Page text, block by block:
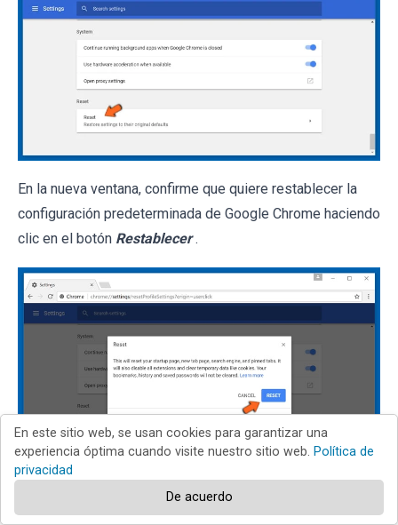
En la nueva ventana, confirme que quiere restablecer la
configuración predeterminada de Google Chrome haciendo
clic en el botón Restablecer .
Chrome
En este sitio web, se usan cookies para garantizar una
experiencia óptima cuando visite nuestro sitio web. Política de
privacidad
De acuerdo